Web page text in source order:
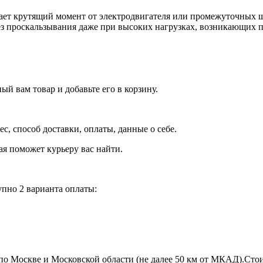
крутящий момент от электродвигателя или
даже при высоких нагрузках, возникающих
вам товар и добавьте его в корзину.
способ доставки, оплаты, данные о себе.
поможет курьеру вас найти.
2 варианта оплаты:
Москве и Московской области (не далее 50 км от